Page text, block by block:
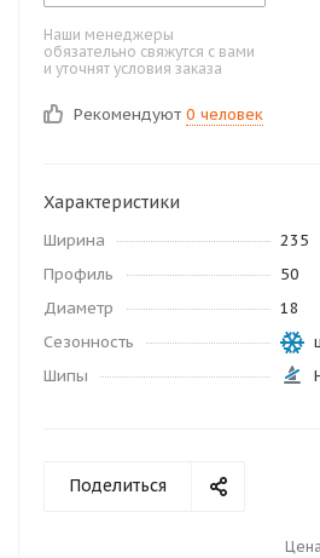
Наши менеджеры
обязательно свяжутся с вами
и уточнят условия заказа
Рекомендуют 0 человек
Характеристики
Ширина
235
Профиль
50
Диаметр
18
Сезонность
Шипы
Поделиться